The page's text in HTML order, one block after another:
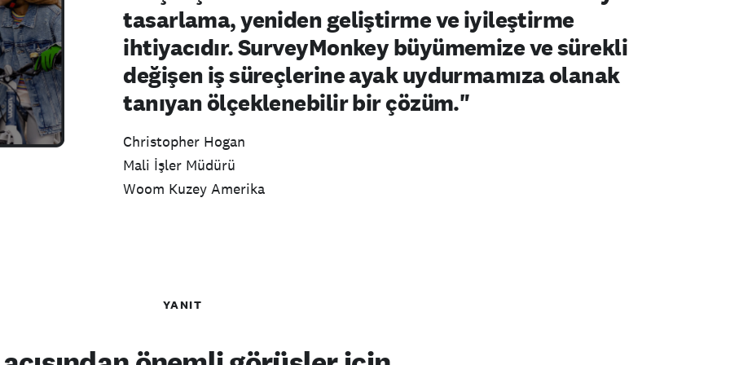
tasarlama, yeniden geliştirme ve iyileştirme
ihtiyacıdır. SurveyMonkey büyümemize ve sürekli
değişen iş süreçlerine ayak uydurmamıza olanak
tanıyan ölçeklenebilir bir çözüm."
Christopher Hogan
Mali İşler Müdürü
Woom Kuzey Amerika
YANIT